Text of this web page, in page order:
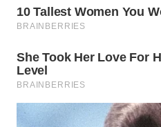
SERIBU
TANGERANG
BINJAI